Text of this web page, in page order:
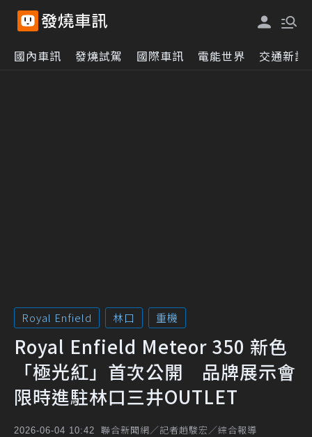
國內車訊 發燒試駕 國際車訊 電能世界 交通新訊
Royal Enfield 林口 重機
Royal Enfield Meteor 350 新色
「極光紅」首次公開 品牌展示會
限時進駐林口三井OUTLET
2026-06-04 10:42 聯合新聞網／記者趙駿宏／綜合報導